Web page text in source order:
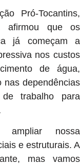
Pró-Tocantins,
afirmou que os
já começam a
nos custos
de água,
nas dependências
trabalho para
ampliar nossa
e estruturais. A
mas vamos